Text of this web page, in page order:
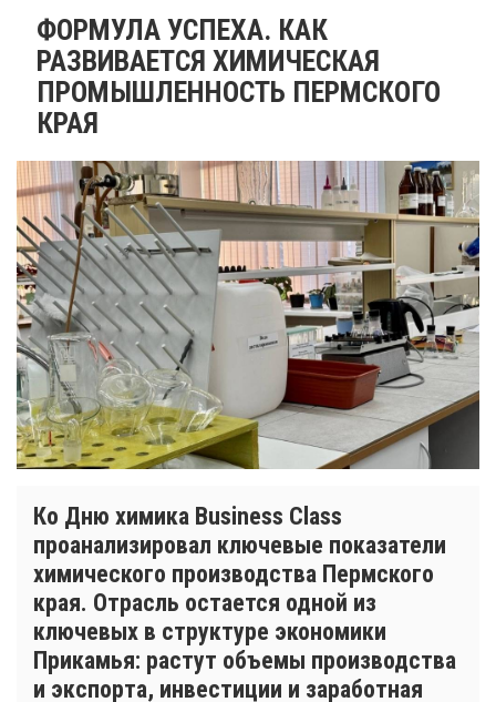
ФОРМУЛА УСПЕХА. КАК
РАЗВИВАЕТСЯ ХИМИЧЕСКАЯ
ПРОМЫШЛЕННОСТЬ ПЕРМСКОГО
КРАЯ
Ко Дню химика Business Class
проанализировал ключевые показатели
химического производства Пермского
края. Отрасль остается одной из
ключевых в структуре экономики
Прикамья: растут объемы производства
и экспорта, инвестиции и заработная